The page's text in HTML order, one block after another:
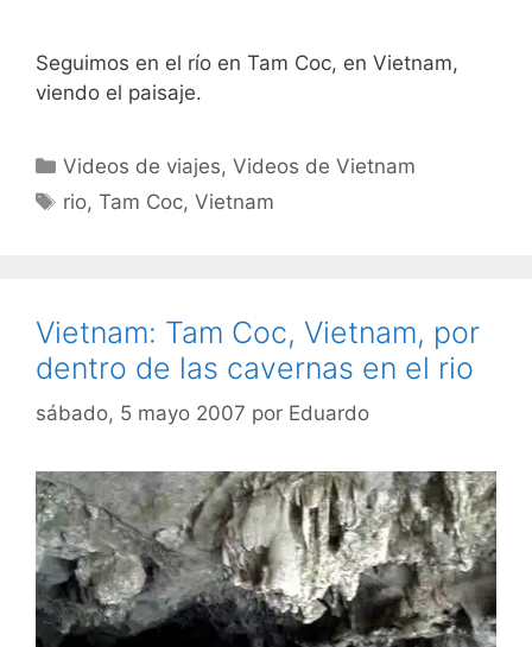
Seguimos en el río en Tam Coc, en Vietnam,
viendo el paisaje.
Categorías
Videos de viajes,Videos de Vietnam
Etiquetas
rio,Tam Coc,Vietnam
Vietnam: Tam Coc, Vietnam, por
dentro de las cavernas en el rio
sábado, 5 mayo 2007 por Eduardo